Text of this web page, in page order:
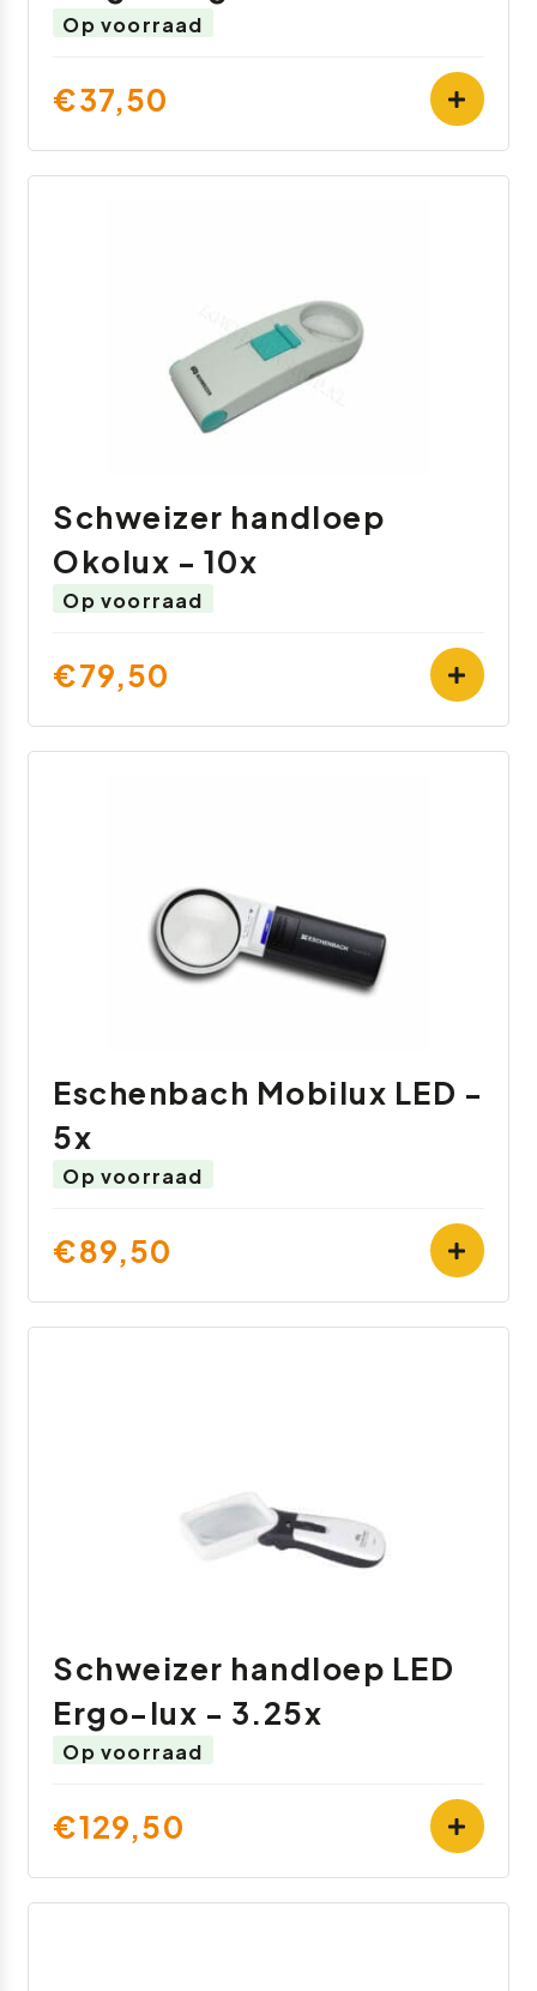
Op voorraad
€37,50
Schweizer handloep
Okolux - 10x
Op voorraad
€79,50
Eschenbach Mobilux LED -
5x
Op voorraad
€89,50
Schweizer handloep LED
Ergo-lux - 3.25x
Op voorraad
€129,50